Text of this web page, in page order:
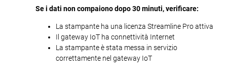
Se i dati non compaiono dopo 30 minuti, verificare:
La stampante ha una licenza Streamline Pro attiva
Il gateway IoT ha connettività Internet
La stampante è stata messa in servizio
correttamente nel gateway IoT